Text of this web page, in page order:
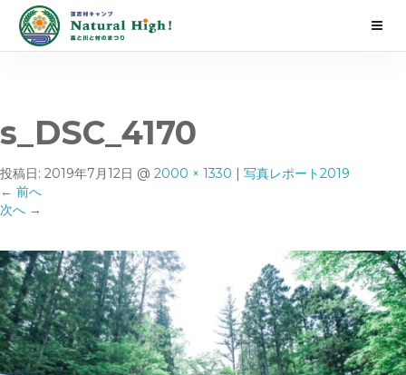
s_DSC_4170
投稿日: 2019年7月12日 @ 2000 × 1330 | 写真レポート2019
← 前へ
次へ →